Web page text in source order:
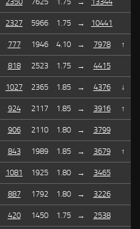
2327 5966 1.75 → 10441
777 1946 4.10 → 7978 ↑
818 2523 1.75 → 4415
1027 2365 1.85 → 4376 ↓
924 2117 1.85 → 3916 ↑
906 2110 1.80 → 3799
843 1989 1.85 → 3679 ↑
1081 1925 1.80 → 3465
887 1792 1.80 → 3226
420 1450 1.75 → 2538